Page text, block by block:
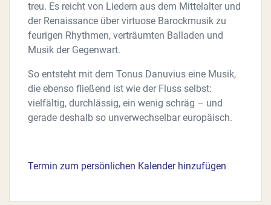
treu. Es reicht von Liedern aus dem Mittelalter und
der Renaissance über virtuose Barockmusik zu
feurigen Rhythmen, verträumten Balladen und
Musik der Gegenwart.
So entsteht mit dem Tonus Danuvius eine Musik,
die ebenso fließend ist wie der Fluss selbst:
vielfältig, durchlässig, ein wenig schräg – und
gerade deshalb so unverwechselbar europäisch.
Termin zum persönlichen Kalender hinzufügen